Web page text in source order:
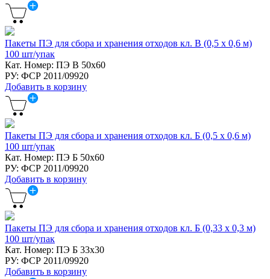
Пакеты ПЭ для сбора и хранения отходов кл. В (0,5 х 0,6 м)
100 шт/упак
Кат. Номер: ПЭ В 50х60
РУ: ФСР 2011/09920
Добавить в корзину
Пакеты ПЭ для сбора и хранения отходов кл. Б (0,5 х 0,6 м)
100 шт/упак
Кат. Номер: ПЭ Б 50х60
РУ: ФСР 2011/09920
Добавить в корзину
Пакеты ПЭ для сбора и хранения отходов кл. Б (0,33 х 0,3 м)
100 шт/упак
Кат. Номер: ПЭ Б 33х30
РУ: ФСР 2011/09920
Добавить в корзину